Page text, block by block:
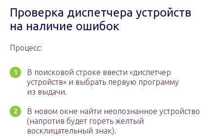
Проверка диспетчера устройств
на наличие ошибок
Процесс:
В поисковой строке ввести «диспетчер
устройств» и выбрать первую программу
из выдачи.
В новом окне найти неопознанное устройство
(напротив будет гореть желтый
восклицательный знак).